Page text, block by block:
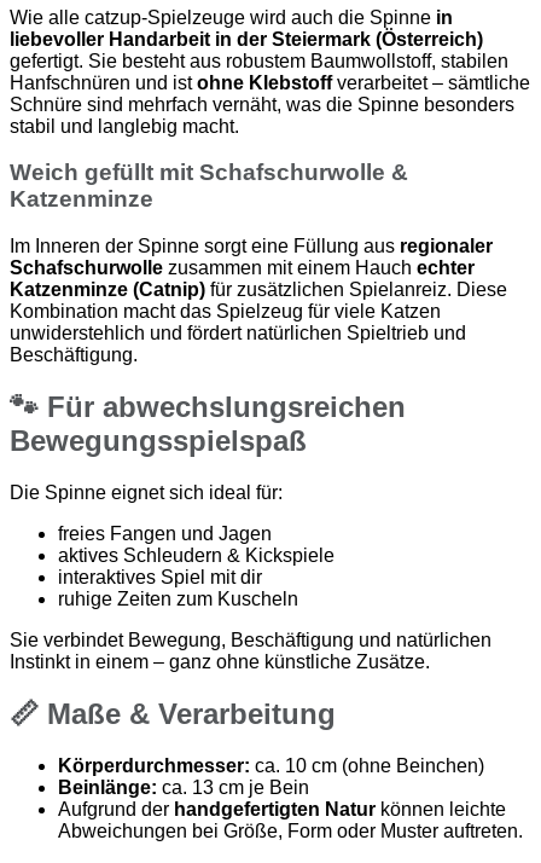
Wie alle catzup-Spielzeuge wird auch die Spinne in
liebevoller Handarbeit in der Steiermark (Österreich)
gefertigt. Sie besteht aus robustem Baumwollstoff, stabilen
Hanfschnüren und istohne Klebstoffverarbeitet – sämtliche
Schnüre sind mehrfach vernäht, was die Spinne besonders
stabil und langlebig macht.
Weich gefüllt mit Schafschurwolle &
Katzenminze
Im Inneren der Spinne sorgt eine Füllung aus regionaler
Schafschurwolle zusammen mit einem Hauch echter
Katzenminze (Catnip) für zusätzlichen Spielanreiz. Diese
Kombination macht das Spielzeug für viele Katzen
unwiderstehlich und fördert natürlichen Spieltrieb und
Beschäftigung.
🐾 Für abwechslungsreichen
Bewegungsspielspaß
Die Spinne eignet sich ideal für:
freies Fangen und Jagen
aktives Schleudern & Kickspiele
interaktives Spiel mit dir
ruhige Zeiten zum Kuscheln
Sie verbindet Bewegung, Beschäftigung und natürlichen
Instinkt in einem – ganz ohne künstliche Zusätze.
📏 Maße & Verarbeitung
Körperdurchmesser: ca. 10 cm (ohne Beinchen)
Beinlänge: ca. 13 cm je Bein
Aufgrund der handgefertigten Natur können leichte
Abweichungen bei Größe, Form oder Muster auftreten.